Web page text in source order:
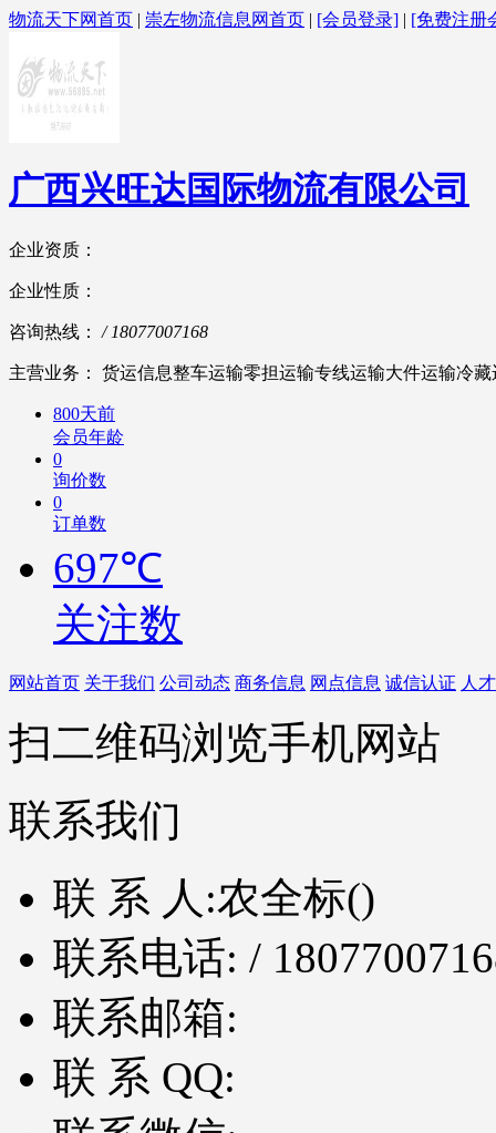
物流天下网首页 | 崇左物流信息网首页 | [会员登录] | [免费注册
广西兴旺达国际物流有限公司
企业资质：
企业性质：
咨询热线： / 18077007168
主营业务： 货运信息整车运输零担运输专线运输大件运输冷
800天前
会员年龄
0
询价数
0
订单数
697℃
关注数
网站首页 关于我们 公司动态 商务信息 网点信息 诚信认证 人
扫二维码浏览手机网站
联系我们
联 系 人:农全标()
联系电话: /
联系邮箱:
联 系 QQ: